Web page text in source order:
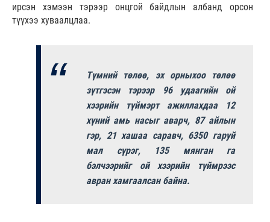
ирсэн хэмээн тэрээр онцгой байдлын албанд орсон
түүхээ хуваалцлаа.
Түмний төлөө, эх орныхоо төлөө
зүтгэсэн тэрээр 96 удаагийн ой
хээрийн түймэрт ажиллахдаа 12
хүний амь насыг аварч, 87 айлын
гэр, 21 хашаа саравч, 6350 гаруй
мал сүрэг, 135 мянган га
бэлчээрийг ой хээрийн түймрээс
авран хамгаалсан байна.